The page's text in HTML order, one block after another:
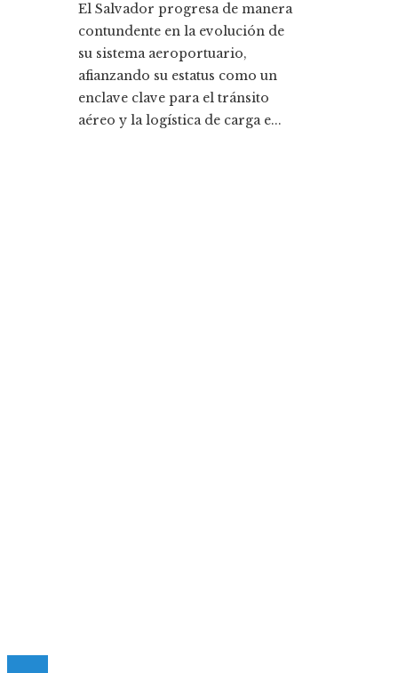
El Salvador progresa de manera
contundente en la evolución de
su sistema aeroportuario,
afianzando su estatus como un
enclave clave para el tránsito
aéreo y la logística de carga e...